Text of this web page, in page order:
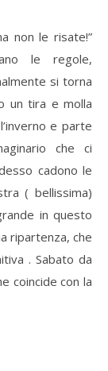
non le risate!”
le regole,
si torna
un tira e molla
e parte
che ci
cadono le
( bellissima)
in questo
ripartenza, che
. Sabato da
coincide con la